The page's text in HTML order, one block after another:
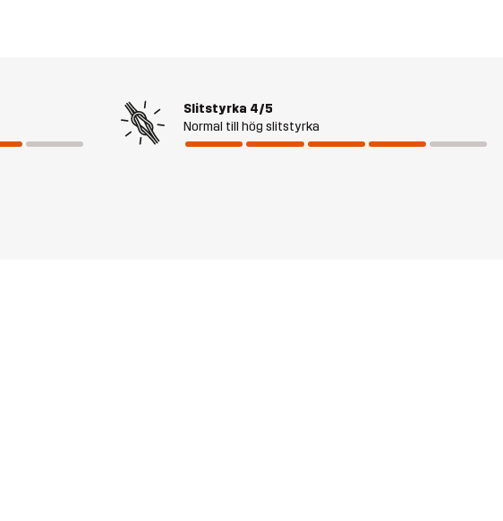
Slitstyrka 4/5
Normal till hög slitstyrka